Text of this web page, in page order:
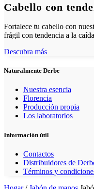
Cabello con
Fortalece tu cabello con
frágil con tendencia a la
Descubra más
Naturalmente Derbe
Nuestra esencia
Florencia
Producción propia
Los laboratorios
Información útil
Contactos
Distribuidores de
Términos y